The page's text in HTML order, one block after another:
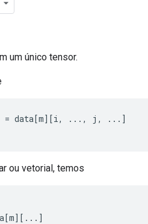
um único tensor.
= data[m][i, ..., j , ...]
ou vetorial, temos
[m][...]